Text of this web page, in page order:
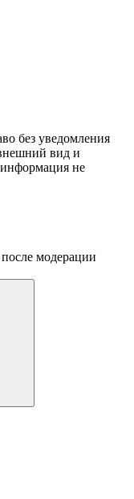
без уведомления
вид и
не
модерации